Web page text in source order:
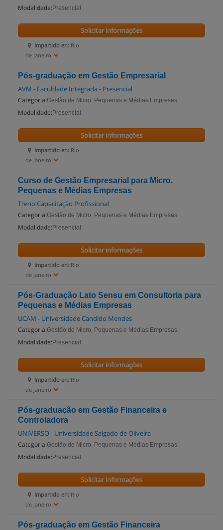
Modalidade: Presencial
Impartido en: Rio
de Janeiro
Solicitar informações
Pós-graduação em Gestão Empresarial
AVM - Faculdade Integrada - Presencial
Categoria:Gestão de Micro, Pequenas e Médias Empresas
Modalidade: Presencial
Impartido en: Rio
de Janeiro
Solicitar informações
Curso de Gestão Empresarial para Micro,
Pequenas e Médias Empresas
Treno Capacitação Profissional
Categoria:Gestão de Micro, Pequenas e Médias Empresas
Modalidade: Presencial
Impartido en: Rio
de Janeiro
Solicitar informações
Pós-Graduação Lato Sensu em Consultoria para
Pequenas e Médias Empresas
UCAM - Universidade Candido Mendes
Categoria:Gestão de Micro, Pequenas e Médias Empresas
Modalidade: Presencial
Impartido en: Rio
de Janeiro
Solicitar informações
Pós-graduação em Gestão Financeira e
Controladora
UNIVERSO - Universidade Salgado de Oliveira
Categoria:Gestão de Micro, Pequenas e Médias Empresas
Modalidade: Presencial
Impartido en: Rio
de Janeiro
Solicitar informações
Pós-graduação em Gestão Financeira